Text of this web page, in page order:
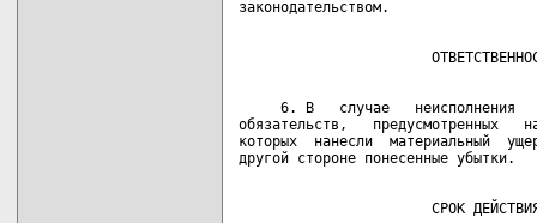
6. В   случае   неисполнения
обязательств,   предусмотренных
которых  нанесли  материальный